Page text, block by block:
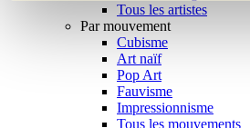
Tous les artistes
Par mouvement
Cubisme
Art naïf
Pop Art
Fauvisme
Impressionnisme
Tous les mouvements